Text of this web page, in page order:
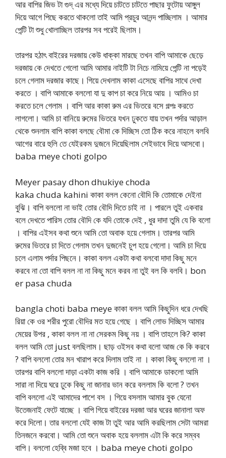
আর বাপির জিভ টা গুদ্ এর মধ্যে দিয়ে চাটতে চাটতে পাছার ফুটোয় আঙ্গুল
দিয়ে আগে পিছে করতে থাকলো তাই আমি প্রচুর আনন্দ পাচ্ছিলাম । আমার
পেন্টি টা শুধু খোলাচ্ছিল তারপর সব পরেই ছিলাম।
তারপর হঠাৎ বাইরের দরজায় কেউ ধাক্কা মারছে তখন বাপি আমাকে ছেড়ে
দরজায় কে দেখতে গেলো আমি আমার নাইটি টা নিচে নামিয়ে পেন্টি না পড়েই
চলে গেলাম দরজার কাছে। গিয়ে দেখলাম কাকা এসেছে বাপির সাথে দেখা
করতে । বাপি আমাকে বললো যা দু কাপ চা করে নিয়ে আয় । আমিও চা
করতে চলে গেলাম । বাপি আর কাকা রুম এর ভিতরে বসে গল্পঃ করতে
লাগলো। আমি চা বানিয়ে রুমের ভিতরে যখন ঢুকতে যায় তখন পর্দার আড়াল
থেকে শুনলাম বাপি কাকা বলছে বৌমা কে দিচ্ছিস তো ঠিক করে নাহলে বলবি
আগের বারে হুলি তে যেইরকম দুজনে দিয়েছিলাম সেইভাবে দিয়ে আসবো।
baba meye choti golpo
Meyer pasay dhon dhukiye choda
kaka chuda kahini কাকা বলল কেনো বৌদি কি তোমাকে দেইনা
বুঝি। বাপি বললো না ভাই তোর বৌদি দিতে চাই না । পারলে তুই একবার
বলে দেখতে পারিস তোর বৌদি কে যদি তোকে দেই , ধুর দাদা তুমি যে কি বলো
। বাপির এইসব কথা শুনে আমি তো অবাক হয়ে গেলাম। তারপর আমি
রুমের ভিতরে চা দিতে গেলাম তখন দুজনেই চুপ হয়ে গেলো। আমি চা দিয়ে
চলে এলাম পর্দার পিছনে। কাকা বলল একটা কথা বলবো দাদা কিছু মনে
করবে না তো বাপি বলল না না কিছু মনে করব না তুই বল কি বলবি। bon
er pasa chuda
bangla choti baba meye কাকা বলল আমি কিছুদিন ধরে দেখছি
রিয়া কে ওর শরীর পুরো বৌদির মত হয়ে গেছে । বাপি লোভ দিচ্ছিস আমার
মেয়ের উপর , কাকা বলল না না সেরকম কিছু নয় । বাপি তাহলে কি? কাকা
বলল আমি তো just বলছিলাম। ছাড় ওইসব কথা বলো আজ কে কি করবে
? বাপি বললো তোর মন খারাপ করে দিলাম তাই না । কাকা কিছু বললো না ।
তারপর বাপি বললো দাড়া একটা কাজ করি । বাপি আমাকে ডাকলো আমি
সারা না দিয়ে ঘরে ঢুকে কিছু না জানার ভান করে বললাম কি বলো ? তখন
বাপি বললো এই আমাদের পাশে বস । গিয়ে বসলাম আমার বুক যেনো
উতেজনাই ফেটে যাচ্ছে । বাপি গিয়ে বাইরের দরজা আর ঘরের জানালা অফ
করে দিলো। তার বললো যেই কাজ টা তুই আর আমি করছিলাম সেটা আমরা
তিনজনে করবো। আমি তো শুনে অবাক হয়ে বললাম এটা কি করে সম্বব
বাপি। বললো হেব্বি মজা হবে । baba meye choti golpo